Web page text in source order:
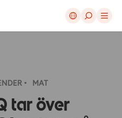
Avbryt
MAT
tar över